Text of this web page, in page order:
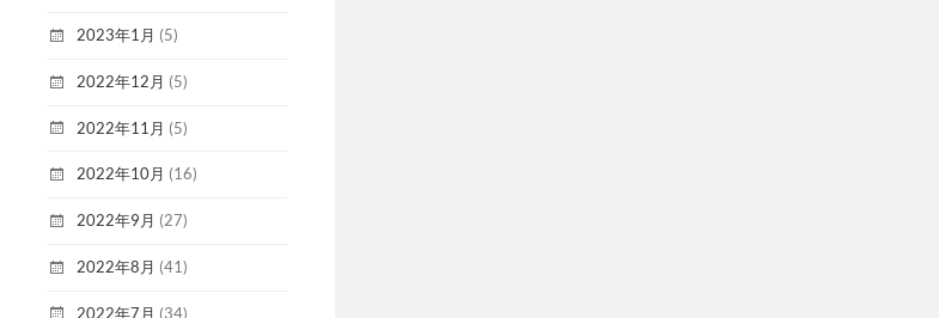
2023年1月 (5)
2022年12月 (5)
2022年11月 (5)
2022年10月 (16)
2022年9月 (27)
2022年8月 (41)
2022年7月 (34)